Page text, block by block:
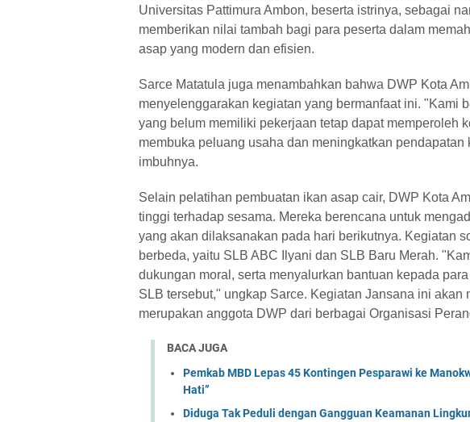
Universitas Pattimura Ambon, beserta istrinya, sebagai
memberikan nilai tambah bagi para peserta dalam
asap yang modern dan efisien.
Sarce Matatula juga menambahkan bahwa DWP Kota
menyelenggarakan kegiatan yang bermanfaat ini. "Kami
yang belum memiliki pekerjaan tetap dapat memperoleh
membuka peluang usaha dan meningkatkan
imbuhnya.
Selain pelatihan pembuatan ikan asap cair, DWP Kota
tinggi terhadap sesama. Mereka berencana untuk
yang akan dilaksanakan pada hari berikutnya. Kegiatan
berbeda, yaitu SLB ABC Ilyani dan SLB Baru Merah.
dukungan moral, serta menyalurkan bantuan kepada
SLB tersebut," ungkap Sarce. Kegiatan Jansana ini akan
merupakan anggota DWP dari berbagai Organisasi
BACA JUGA
Pemkab MBD Lepas 45 Kontingen Pesparawi ke
Hati” ‎
Diduga Tak Peduli dengan Gangguan Keamanan